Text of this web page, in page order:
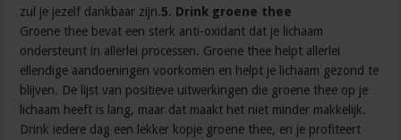
zul je jezelf dankbaar zijn.5. Drink groene thee
Groene thee bevat een sterk anti-oxidant dat je lichaam
ondersteunt in allerlei processen. Groene thee helpt allerlei
ellendige aandoeningen voorkomen en helpt je lichaam gezond te
blijven. De lijst van positieve uitwerkingen die groene thee op je
lichaam heeft is lang, maar dat maakt het niet minder makkelijk.
Drink iedere dag een lekker kopje groene thee, en je profiteert